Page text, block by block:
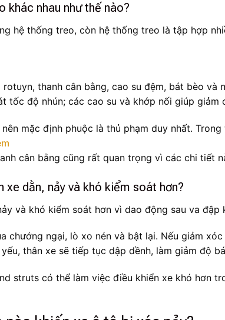
khác nhau như thế nào?
hệ thống treo, còn hệ thống treo là tập hợp
thanh cân bằng, cao su đệm, bát bèo
tốc độ nhún; các cao su và khớp nối giúp
mặc định phuộc là thủ phạm duy nhất.
cân bằng cũng rất quan trọng vì các chi tiết
xe dằn, nảy và khó kiểm soát hơn?
và khó kiểm soát hơn vì dao động sau va đập
chướng ngại, lò xo nén và bật lại. Nếu giảm
thân xe sẽ tiếp tục dập dềnh, làm giảm độ
struts có thể làm việc điều khiển xe khó hơn